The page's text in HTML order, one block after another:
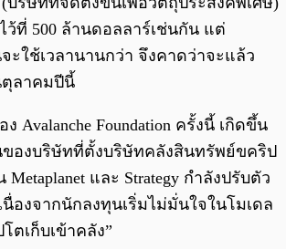
ว้ที่ 500 ล้านดอลลาร์เช่นกัน แต่
ะใช้เวลานานกว่า จึงคาดว่าจะแล้ว
ตุลาคมปีนี้
Avalanche Foundation ครั้งนี้ เกิดขึ้น
องบริษัทที่ตั้งบริษัทคลังสินทรัพย์ขคริป
และ Strategy กำลังปรับตัว
องจากนักลงทุนเริ่มไม่มั่นใจในโมเดล
ตเก็บเข้าคลัง”